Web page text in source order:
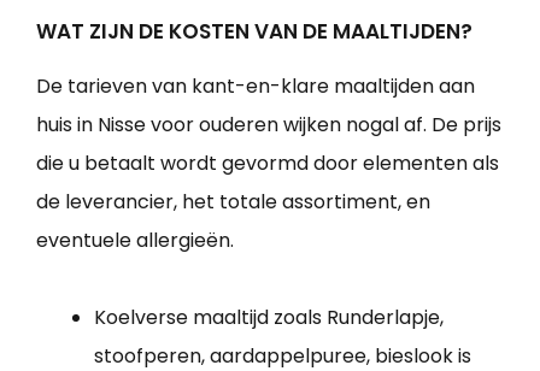
WAT ZIJN DE KOSTEN VAN DE MAALTIJDEN?
De tarieven van kant-en-klare maaltijden aan
huis in Nisse voor ouderen wijken nogal af. De prijs
die u betaalt wordt gevormd door elementen als
de leverancier, het totale assortiment, en
eventuele allergieën.
Koelverse maaltijd zoals Runderlapje,
stoofperen, aardappelpuree, bieslook is